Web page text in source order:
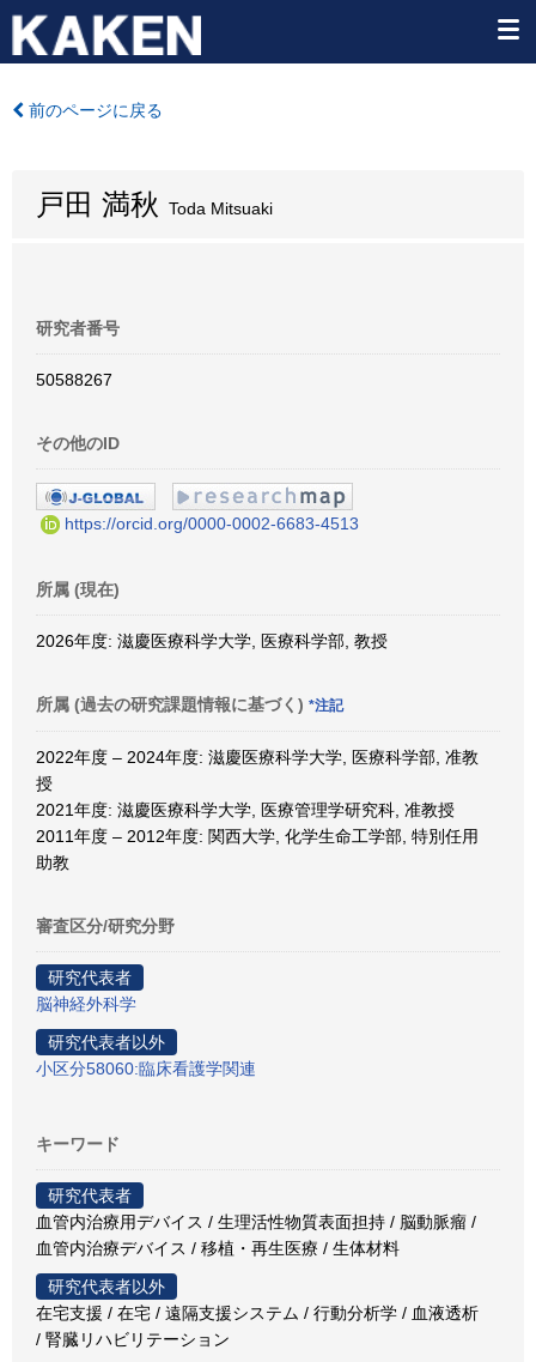
前のページに戻る
戸田 満秋 Toda Mitsuaki
研究者番号
50588267
その他のID
https://orcid.org/0000-0002-6683-4513
所属 (現在)
2026年度: 滋慶医療科学大学, 医療科学部, 教授
所属 (過去の研究課題情報に基づく) *注記
2022年度 – 2024年度: 滋慶医療科学大学, 医療科学部, 准教
授
2021年度: 滋慶医療科学大学, 医療管理学研究科, 准教授
2011年度 – 2012年度: 関西大学, 化学生命工学部, 特別任用
助教
審査区分/研究分野
研究代表者
脳神経外科学
研究代表者以外
小区分58060:臨床看護学関連
キーワード
研究代表者
血管内治療用デバイス / 生理活性物質表面担持 / 脳動脈瘤 /
血管内治療デバイス / 移植・再生医療 / 生体材料
研究代表者以外
在宅支援 / 在宅 / 遠隔支援システム / 行動分析学 / 血液透析
/ 腎臓リハビリテーション